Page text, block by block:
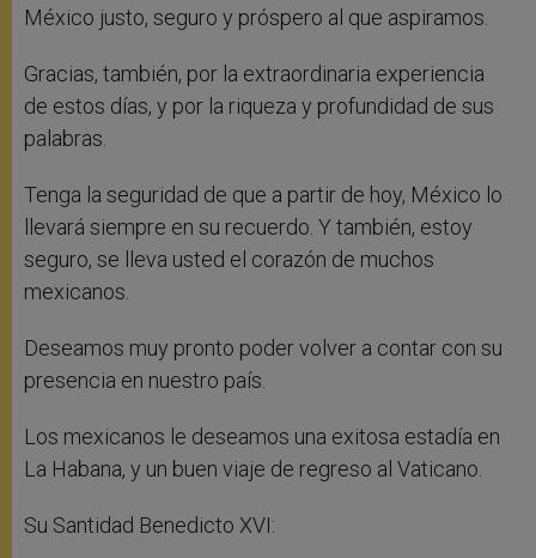
México justo, seguro y próspero al que aspiramos.
Gracias, también, por la extraordinaria experiencia
de estos días, y por la riqueza y profundidad de sus
palabras.
Tenga la seguridad de que a partir de hoy, México lo
llevará siempre en su recuerdo. Y también, estoy
seguro, se lleva usted el corazón de muchos
mexicanos.
Deseamos muy pronto poder volver a contar con su
presencia en nuestro país.
Los mexicanos le deseamos una exitosa estadía en
La Habana, y un buen viaje de regreso al Vaticano.
Su Santidad Benedicto XVI: